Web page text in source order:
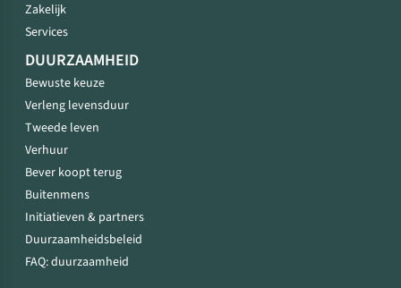
Zakelijk
Services
DUURZAAMHEID
Bewuste keuze
Verleng levensduur
Tweede leven
Verhuur
Bever koopt terug
Buitenmens
Initiatieven & partners
Duurzaamheidsbeleid
FAQ: duurzaamheid